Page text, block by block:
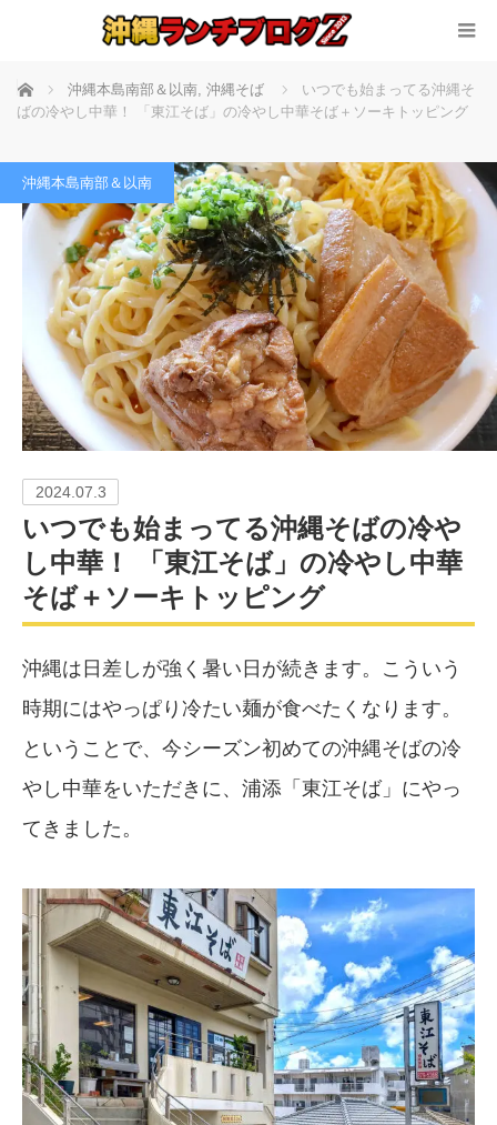
ホーム 沖縄本島南部＆以南, 沖縄そば
いつでも始まってる沖縄そ
ばの冷やし中華！ 「東江そば」の冷やし中華そば＋ソーキトッピング
沖縄本島南部＆以南
2024.07.3
いつでも始まってる沖縄そばの冷や
し中華！ 「東江そば」の冷やし中華
そば＋ソーキトッピング
沖縄は日差しが強く暑い日が続きます。こういう
時期にはやっぱり冷たい麺が食べたくなります。
ということで、今シーズン初めての沖縄そばの冷
やし中華をいただきに、浦添「東江そば」にやっ
てきました。